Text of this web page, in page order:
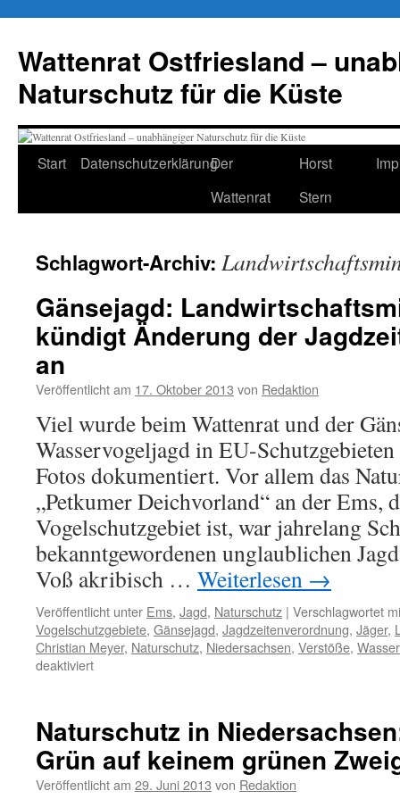
springen
Wattenrat Ostfriesland –
Naturschutz für die Küste
Start DatenschutzerklärungDer
Wattenrat
Horst
Stern
Schlagwort-Archiv:
Gänsejagd:
kündigt Änderung der
an
Veröffentlicht am 17. Oktober 2013 von Redaktion
Viel wurde beim Wattenrat und der
Wasservogeljagd in EU-
Fotos dokumentiert. Vor allem das
„Petkumer Deichvorland“ an der Ems,
Vogelschutzgebiet ist, war jahrelang
bekanntgewordenen unglaublichen
Voß akribisch … Weiterlesen →
Veröffentlicht unter Ems, Jagd, Naturschutz | Verschlagwortet
Vogelschutzgebiete, Gänsejagd, Jagdzeitenverordnung, Jäger,
Christian Meyer, Naturschutz, Niedersachsen, Verstöße,
deaktiviertfür
kündigt
Änderung
der
Jagdzeitenverordnung
Naturschutz in
Grün auf keinem grünen
Veröffentlicht am 29. Juni 2013 von Redaktion